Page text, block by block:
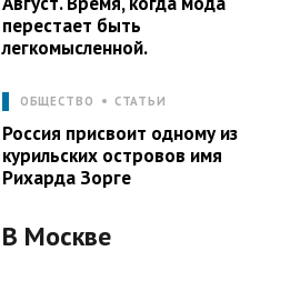
перестает быть
легкомысленной.
ОБЩЕСТВО СТАТЬИ
Россия присвоит одному из
курильских островов имя
Рихарда Зорге
В Москве